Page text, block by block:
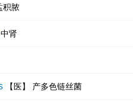
积脓
中肾
【医】 产多色链丝菌